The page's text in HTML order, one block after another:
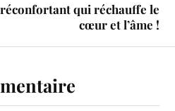
qui réchauffe le
cœur et l’âme !